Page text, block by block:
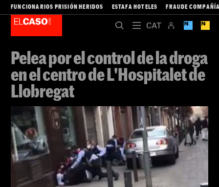
FUNCIONARIOS PRISIÓN HERIDOS ESTAFA HOTELES FRAUDE
Pelea por el control de la droga
en el centro de L'Hospitalet de
Llobregat